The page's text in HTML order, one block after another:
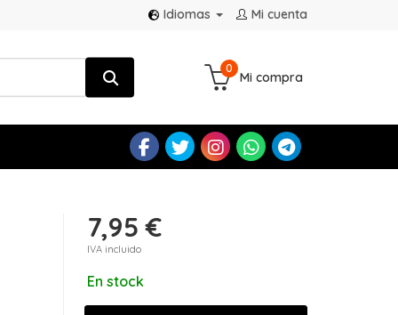
Mi cuenta
Idiomas
Mi compra
0
7,95 €
IVA incluido
En stock